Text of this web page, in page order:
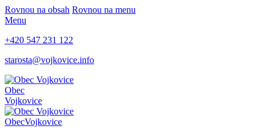
Rovnou na obsah Rovnou na menu
Menu
+420 547 231 122
starosta@vojkovice.info
Obec
Vojkovice
ObecVojkovice